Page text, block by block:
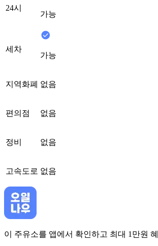
24시
가능
세차
가능
지역화폐 없음
편의점 없음
정비 없음
고속도로 없음
이 주유소를 앱에서 확인하고 최대 1만원